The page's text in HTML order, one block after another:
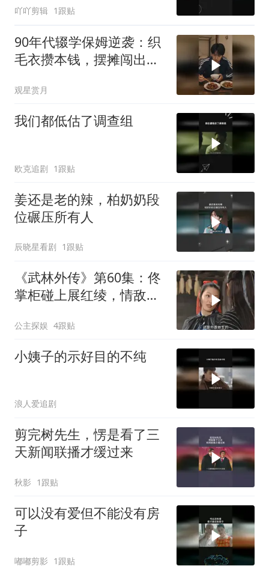
吖吖剪辑 1跟贴
90年代辍学保姆逆袭：织
毛衣攒本钱，摆摊闯出致
观星赏月
我们都低估了调查组
欧克追剧 1跟贴
姜还是老的辣，柏奶奶段
位碾压所有人
辰晓星看剧 1跟贴
《武林外传》第60集：佟
掌柜碰上展红绫，情敌见
公主探娱 4跟贴
小姨子的示好目的不纯
浪人爱追剧
剪完树先生，愣是看了三
天新闻联播才缓过来
秋影 1跟贴
可以没有爱但不能没有房
子
嘟嘟剪影 1跟贴